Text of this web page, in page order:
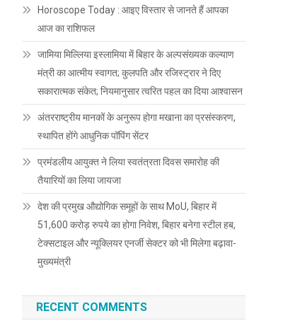
Horoscope Today : आइए विस्तार से जानते हैं आपका
आज का राशिफल
जामिया मिल्लिया इस्लामिया में बिहार के अल्पसंख्यक कल्याण
मंत्री का आत्मीय स्वागत; कुलपति और रजिस्ट्रार ने दिए
सकारात्मक संकेत; नियमानुसार त्वरित पहल का दिया आश्वासन
अंतरराष्ट्रीय मानकों के अनुरूप होगा मखाना का प्रसंस्करण,
स्थापित होंगे आधुनिक पॉपिंग सेंटर
प्रमंडलीय आयुक्त ने लिया स्वतंत्रता दिवस समारोह की
तैयारियों का लिया जायजा
देश की प्रमुख औद्योगिक समूहों के साथ MoU, बिहार में
51,600 करोड़ रुपये का होगा निवेश, बिहार बनेगा स्टील हब,
टेक्सटाइल और न्यूक्लियर एनर्जी सेक्टर को भी मिलेगा बढ़ावा-
मुख्यमंत्री
RECENT COMMENTS